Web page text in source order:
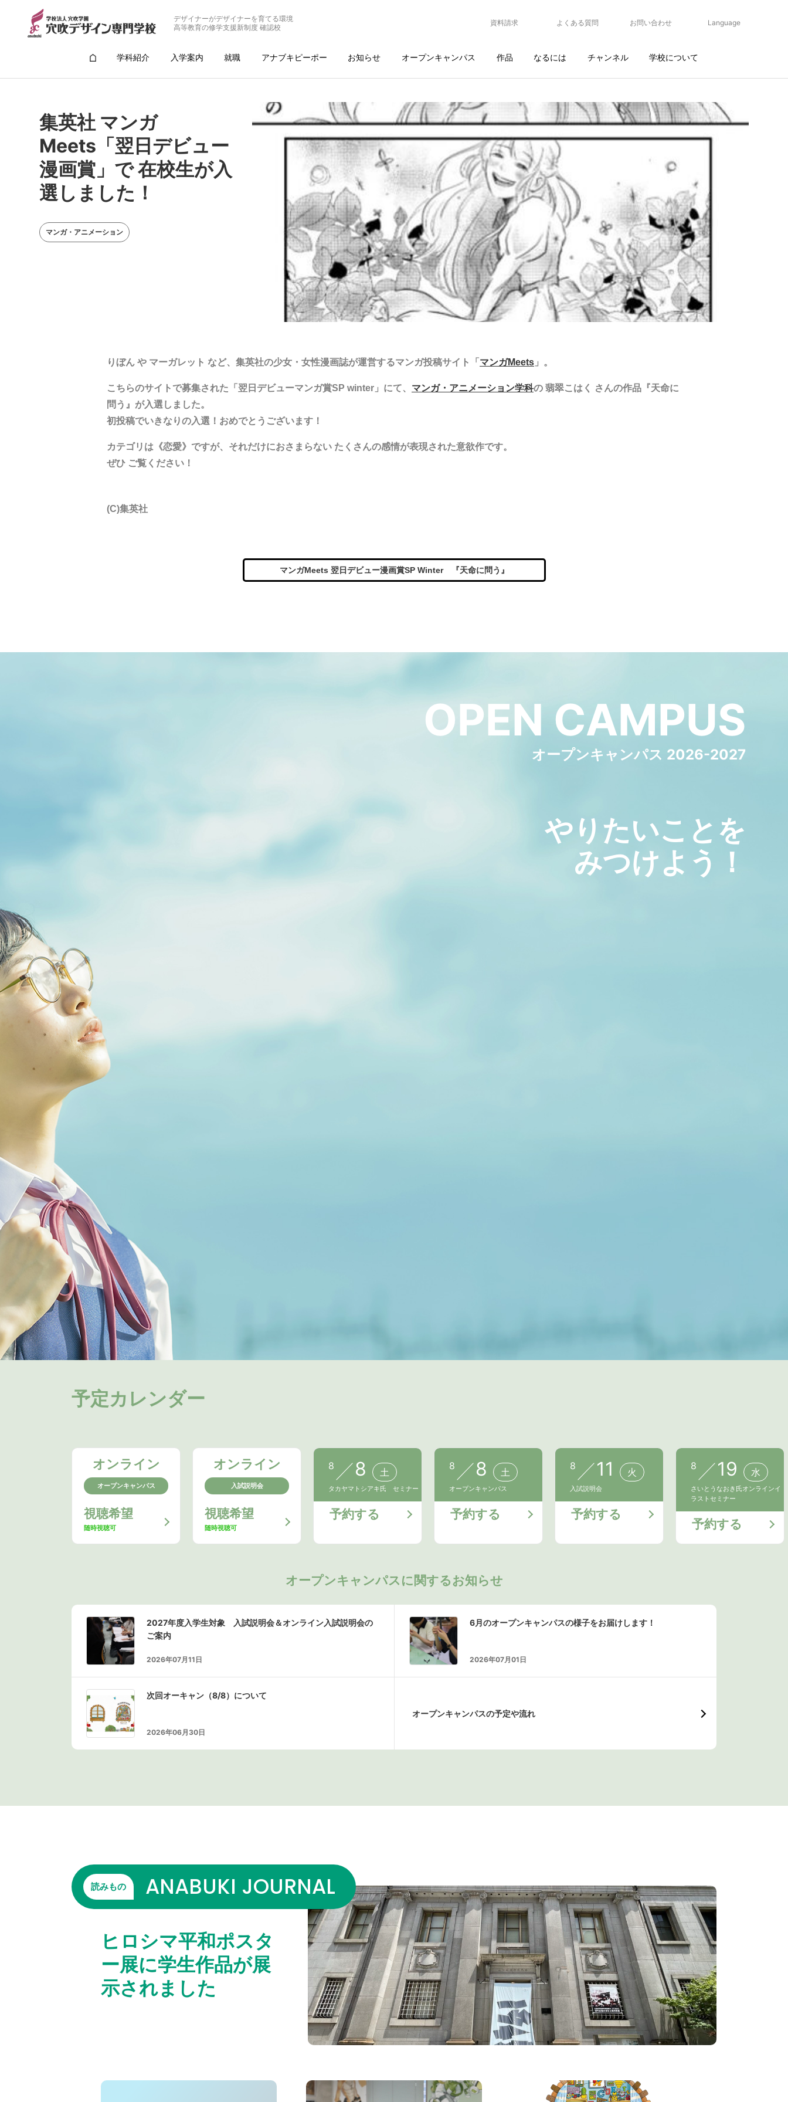
デザイナーがデザイナーを育てる環境
高等教育の修学支援新制度 確認校
資料請求 よくある質問 お問い合わせ Language
学科紹介 入学案内 就職 アナブキピーポー お知らせ オープンキャンパス 作品 なるには チャンネル 学校について
集英社 マンガ
Meets「翌日デビュー
漫画賞」で 在校生が入
選しました！
マンガ・アニメーション
りぼん や マーガレット など、集英社の少女・女性漫画誌が運営するマンガ投稿サイト「 マンガMeets 」。
こちらのサイトで募集された「翌日デビューマンガ賞SP winter」にて、 マンガ・アニメーション学科の 翡翠こはく さんの作品『天命に
問う』が入選しました。
初投稿でいきなりの入選！おめでとうございます！
カテゴリは《恋愛》ですが、それだけにおさまらない たくさんの感情が表現された意欲作です。
ぜひ ご覧ください！
(C)集英社
マンガMeets 翌日デビュー漫画賞SP Winter 『天命に問う』
OPENCAMPUS
オープンキャンパス 2026-2027
やりたいことを
みつけよう！
予定カレンダー
オンライン
オープンキャンパス
視聴希望
随時視聴可
オンライン
入試説明会
視聴希望
随時視聴可
8 8 土
タカヤマトシアキ氏 セミナー
予約する
8 8 土
オープンキャンパス
予約する
8 11 火
入試説明会
予約する
8 19 水
さいとうなおき氏オンラインイ
ラストセミナー
予約する
オープンキャンパスに関するお知らせ
2027年度入学生対象 入試説明会＆オンライン入試説明会の
ご案内
2026年07月11日
6月のオープンキャンパスの様子をお届けします！
2026年07月01日
次回オーキャン（8/8）について
2026年06月30日
オープンキャンパスの予定や流れ
読みもの ANABUKI JOURNAL
ヒロシマ平和ポスタ
ー展に学生作品が展
示されました